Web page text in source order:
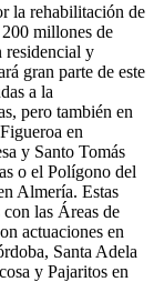
la rehabilitación de
millones de
residencial y
gran parte de este
a la
pero también en
en
y Santo Tomás
o el Polígono del
Almería. Estas
las Áreas de
actuaciones en
Santa Adela
y Pajaritos en